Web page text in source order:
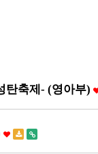
탄축제- (영아부)